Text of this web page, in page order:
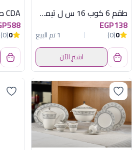
طقم 6 كوب 16 س ل تيمب اركيديا لومينارك
EGP138
0
(0)
1 تم البيع
اشترِ الآن
0
(0)